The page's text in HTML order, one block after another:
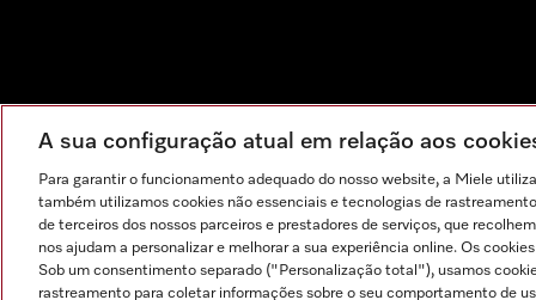
A sua configuração atual em relação aos
Para garantir o funcionamento adequado do nosso website, a Miele
também utilizamos cookies não essenciais e tecnologias de
de terceiros dos nossos parceiros e prestadores de serviços, que
nos ajudam a personalizar e melhorar a sua experiência online. Os
Sob um consentimento separado ("Personalização total"), usamos
rastreamento para coletar informações sobre o seu comportamento de